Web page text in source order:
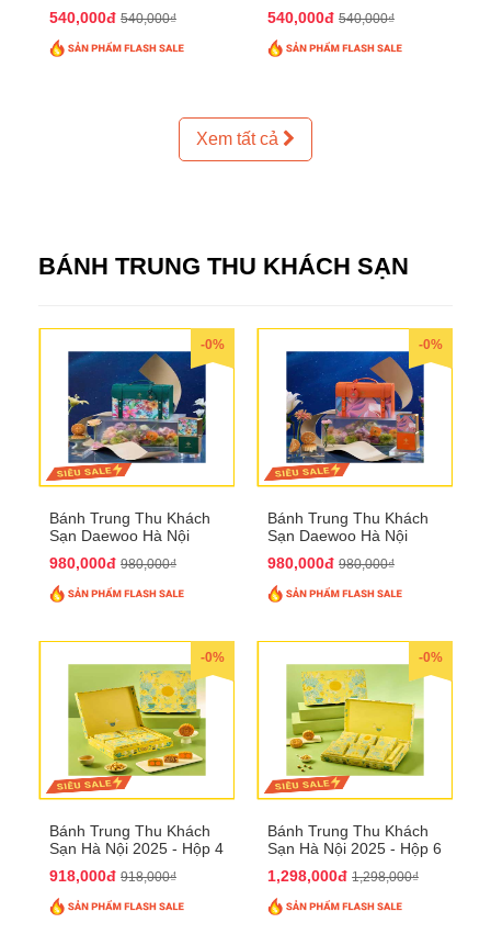
540,000đ 540,000₫ 540,000đ 540,000₫
Xem tất cả
BÁNH TRUNG THU KHÁCH SẠN
-0%
Bánh Trung Thu Khách
Sạn Daewoo Hà Nội
QTTT30
980,000đ 980,000₫
-0%
Bánh Trung Thu Khách
Sạn Daewoo Hà Nội
QTTT31
980,000đ 980,000₫
-0%
Bánh Trung Thu Khách
Sạn Hà Nội 2025 - Hộp 4
918,000đ 918,000₫
-0%
Bánh Trung Thu Khách
Sạn Hà Nội 2025 - Hộp 6
1,298,000đ 1,298,000₫